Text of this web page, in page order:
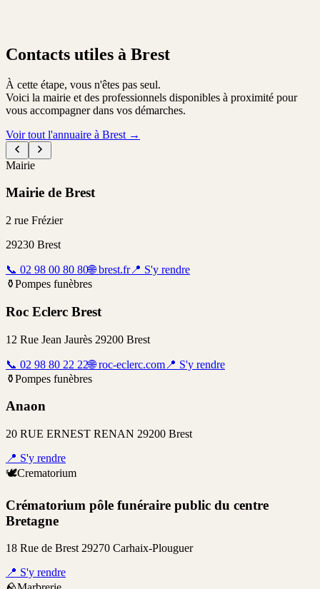
Contacts utiles à Brest
À cette étape, vous n'êtes pas seul.
Voici la mairie et des professionnels disponibles à proximité pour
vous accompagner dans vos démarches.
Voir tout l'annuaire à Brest →
Mairie
Mairie de Brest
2 rue Frézier
29230 Brest
📞 02 98 00 80 80🌐 brest.fr📍 S'y rendre
⚱️Pompes funèbres
Roc Eclerc Brest
12 Rue Jean Jaurès 29200 Brest
📞 02 98 80 22 22🌐 roc-eclerc.com 📍 S'y rendre
⚱️Pompes funèbres
Anaon
20 RUE ERNEST RENAN 29200 Brest
📍 S'y rendre
🕊️Crematorium
Crématorium pôle funéraire public du centre
Bretagne
18 Rue de Brest 29270 Carhaix-Plouguer
📍 S'y rendre